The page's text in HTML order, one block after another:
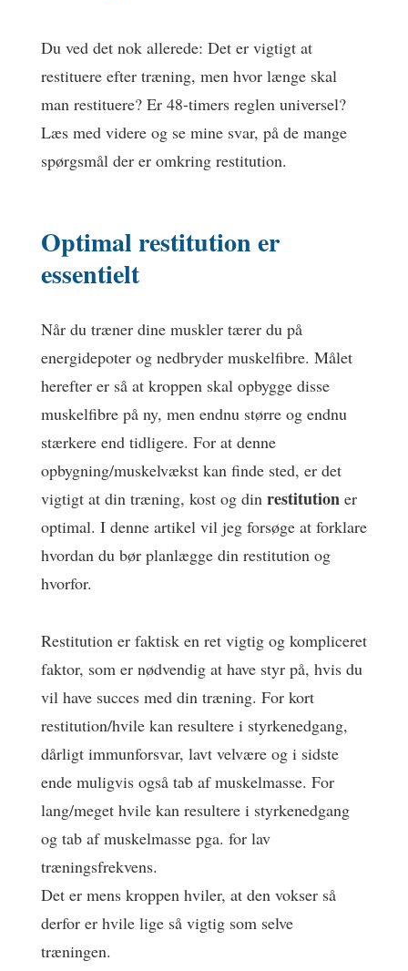
Du ved det nok allerede: Det er vigtigt at
restituere efter træning, men hvor længe skal
man restituere? Er 48-timers reglen universel?
Læs med videre og se mine svar, på de mange
spørgsmål der er omkring restitution.
Optimal restitution er
essentielt
Når du træner dine muskler tærer du på
energidepoter og nedbryder muskelfibre. Målet
herefter er så at kroppen skal opbygge disse
muskelfibre på ny, men endnu større og endnu
stærkere end tidligere. For at denne
opbygning/muskelvækst kan finde sted, er det
vigtigt at din træning, kost og din restitution er
optimal. I denne artikel vil jeg forsøge at forklare
hvordan du bør planlægge din restitution og
hvorfor.
Restitution er faktisk en ret vigtig og kompliceret
faktor, som er nødvendig at have styr på, hvis du
vil have succes med din træning. For kort
restitution/hvile kan resultere i styrkenedgang,
dårligt immunforsvar, lavt velvære og i sidste
ende muligvis også tab af muskelmasse. For
lang/meget hvile kan resultere i styrkenedgang
og tab af muskelmasse pga. for lav
træningsfrekvens.
Det er mens kroppen hviler, at den vokser så
derfor er hvile lige så vigtig som selve
træningen.